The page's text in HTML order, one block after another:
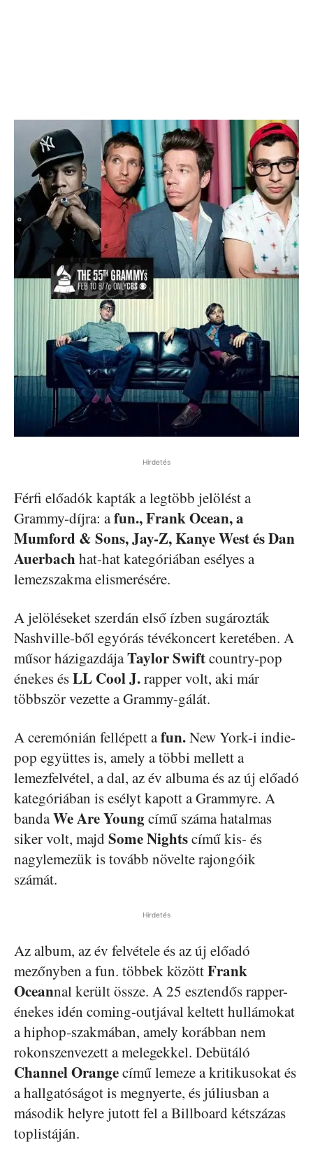
Hirdetés
Férfi előadók kapták a legtöbb jelölést a
Grammy-díjra: afun., Frank Ocean, a
Mumford & Sons, Jay-Z, Kanye West és Dan
Auerbachhat-hat kategóriában esélyes a
lemezszakma elismerésére.
A jelöléseket szerdán első ízben sugározták
Nashville-ből egyórás tévékoncert keretében. A
műsor házigazdájaTaylor Swiftcountry-pop
énekes ésLL Cool J.rapper volt, aki már
többször vezette a Grammy-gálát.
A ceremónián fellépett afun.New York-i indie-
pop együttes is, amely a többi mellett a
lemezfelvétel, a dal, az év albuma és az új előadó
kategóriában is esélyt kapott a Grammyre. A
bandaWe Are Youngcímű száma hatalmas
siker volt, majd Some Nightscímű kis- és
nagylemezük is tovább növelte rajongóik
számát.
Hirdetés
Az album, az év felvétele és az új előadó
mezőnyben a fun. többek közöttFrank
Oceannal került össze. A 25 esztendős rapper-
énekes idén coming-outjával keltett hullámokat
a hiphop-szakmában, amely korábban nem
rokonszenvezett a melegekkel. Debütáló
Channel Orangecímű lemeze a kritikusokat és
a hallgatóságot is megnyerte, és júliusban a
második helyre jutott fel a Billboard kétszázas
toplistáján.